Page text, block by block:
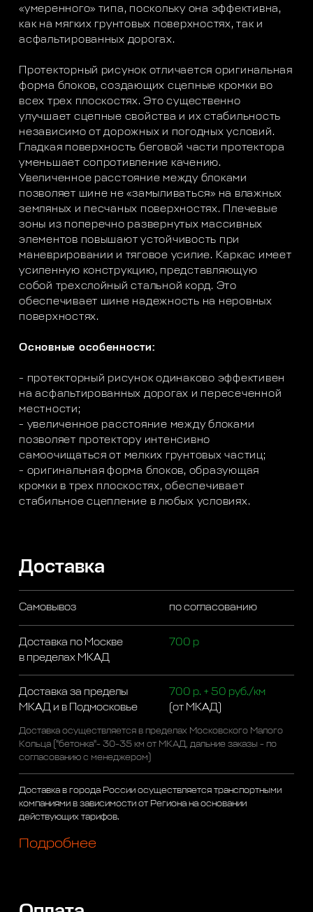
«умеренного» типа, поскольку она эффективна,
как на мягких грунтовых поверхностях, так и
асфальтированных дорогах.
Протекторный рисунок отличается оригинальная
форма блоков, создающих сцепные кромки во
всех трех плоскостях. Это существенно
улучшает сцепные свойства и их стабильность
независимо от дорожных и погодных условий.
Гладкая поверхность беговой части протектора
уменьшает сопротивление качению.
Увеличенное расстояние между блоками
позволяет шине не «замыливаться» на влажных
земляных и песчаных поверхностях. Плечевые
зоны из поперечно развернутых массивных
элементов повышают устойчивость при
маневрировании и тяговое усилие. Каркас имеет
усиленную конструкцию, представляющую
собой трехслойный стальной корд. Это
обеспечивает шине надежность на неровных
поверхностях.
Основные особенности:
- протекторный рисунок одинаково эффективен
на асфальтированных дорогах и пересеченной
местности;
- увеличенное расстояние между блоками
позволяет протектору интенсивно
самоочищаться от мелких грунтовых частиц;
- оригинальная форма блоков, образующая
кромки в трех плоскостях, обеспечивает
стабильное сцепление в любых условиях.
Доставка
Самовывоз по согласованию
Доставка по Москве
в пределах МКАД
700 р
Доставка за пределы
МКАД и в Подмосковье
700 р. + 50 руб./км
(от МКАД)
Доставка осуществляется в пределах Московского Малого
Кольца ("бетонка"- 30-35 км от МКАД, дальние заказы - по
согласованию с менеджером)
Доставка в города России осуществляется транспортными
компаниями в зависимости от Региона на основании
действующих тарифов.
Подробнее